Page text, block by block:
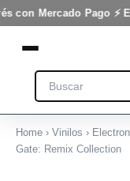
con Mercado Pago ⚡
Ir
al
contenido
Search
Home › Vinilos ›
Gate: Remix Collection